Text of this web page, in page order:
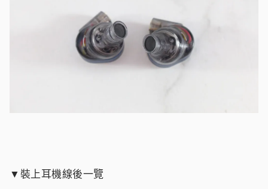
▼裝上耳機線後一覽